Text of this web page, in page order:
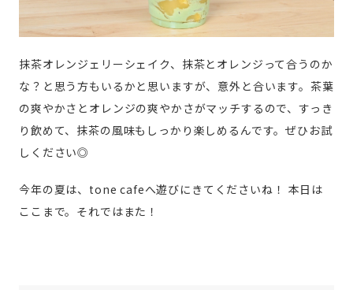
抹茶オレンジェリーシェイク、抹茶とオレンジって合うのか
な？と思う方もいるかと思いますが、意外と合います。茶葉
の爽やかさとオレンジの爽やかさがマッチするので、すっき
り飲めて、抹茶の風味もしっかり楽しめるんです。ぜひお試
しください◎
今年の夏は、tone cafeへ遊びにきてくださいね！ 本日は
ここまで。それではまた！